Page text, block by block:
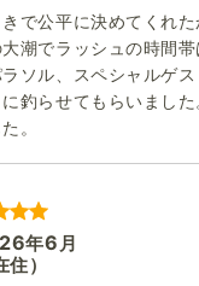
で公平に決めてくれた
潮でラッシュの時間
ソル、スペシャルゲ
釣らせてもらいまし
。
年6 月
住）